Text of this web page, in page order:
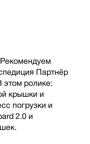
Партнёр
этом ролике:
крышки и
погрузки и
2.0 и